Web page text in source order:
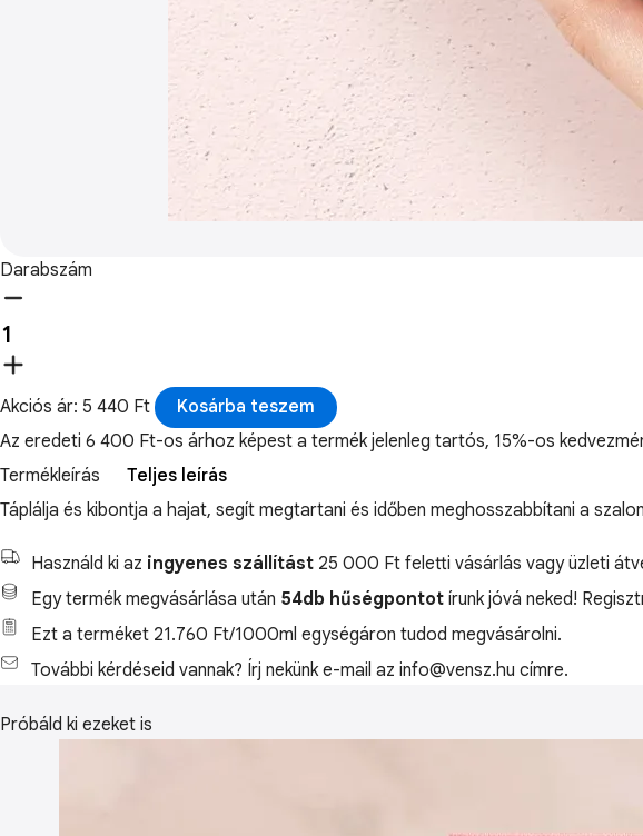
Darabszám
Akciós ár: 5 440 Ft
Kosárba teszem
Az eredeti 6 400 Ft-os árhoz képest a termék jelenleg tartós, 15%-os
Termékleírás
Teljes leírás
Táplálja és kibontja a hajat, segít megtartani és időben meghosszabbítani a
Használd ki az ingyenes szállítást 25 000 Ft feletti vásárlás vagy üzleti
Egy termék megvásárlása után 54db hűségpontot írunk jóvá neked!
Ezt a terméket 21.760 Ft/1000ml egységáron tudod megvásárolni.
További kérdéseid vannak? Írj nekünk e-mail az info@vensz.hu címre.
Próbáld ki ezeket is